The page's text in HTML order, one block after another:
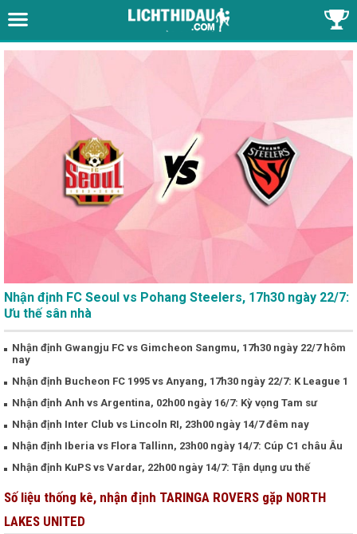
Nhận định FC Seoul vs Pohang Steelers, 17h30 ngày 22/7:
Ưu thế sân nhà
Nhận định Gwangju FC vs Gimcheon Sangmu, 17h30 ngày 22/7 hôm
nay
Nhận định Bucheon FC 1995 vs Anyang, 17h30 ngày 22/7: K League 1
Nhận định Anh vs Argentina, 02h00 ngày 16/7: Kỳ vọng Tam sư
Nhận định Inter Club vs Lincoln RI, 23h00 ngày 14/7 đêm nay
Nhận định Iberia vs Flora Tallinn, 23h00 ngày 14/7: Cúp C1 châu Âu
Nhận định KuPS vs Vardar, 22h00 ngày 14/7: Tận dụng ưu thế
Số liệu thống kê, nhận định TARINGA ROVERS gặp NORTH
LAKES UNITED